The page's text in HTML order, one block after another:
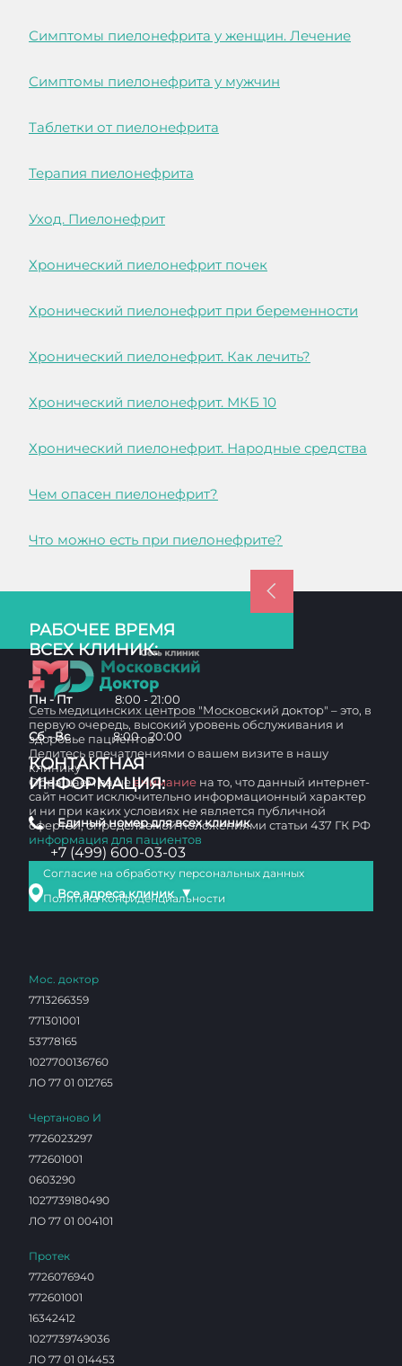
Симптомы пиелонефрита у женщин. Лечение
Симптомы пиелонефрита у мужчин
Таблетки от пиелонефрита
Терапия пиелонефрита
Уход. Пиелонефрит
Хронический пиелонефрит почек
Хронический пиелонефрит при беременности
Хронический пиелонефрит. Как лечить?
Хронический пиелонефрит. МКБ 10
Хронический пиелонефрит. Народные средства
Чем опасен пиелонефрит?
Что можно есть при пиелонефрите?
РАБОЧЕЕ ВРЕМЯ
ВСЕХ КЛИНИК:
Пн - Пт 8:00 - 21:00
Сб - Вс 8:00 - 20:00
КОНТАКТНАЯ
ИНФОРМАЦИЯ:
Единый номер для всех клиник
+7 (499) 600-03-03
Все адреса клиник ▼
Сеть медицинских центров "Московский доктор" – это, в
первую очередь, высокий уровень обслуживания и
здоровье пациентов
Делитесь впечатлениями о вашем визите в нашу
клинику
Обращаем вашевнимание на то, что данный интернет-
сайт носит исключительно информационный характер
и ни при каких условиях не является публичной
офертой, определяемой положениями статьи 437 ГК РФ
информация для пациентов
Согласие на обработку персональных данных
Политика конфиденциальности
Мос. доктор
7713266359
771301001
53778165
1027700136760
ЛО 77 01 012765
Чертаново И
7726023297
772601001
0603290
1027739180490
ЛО 77 01 004101
Протек
7726076940
772601001
16342412
1027739749036
ЛО 77 01 014453